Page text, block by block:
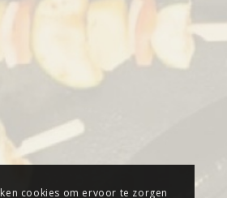
cookies om ervoor te zorgen